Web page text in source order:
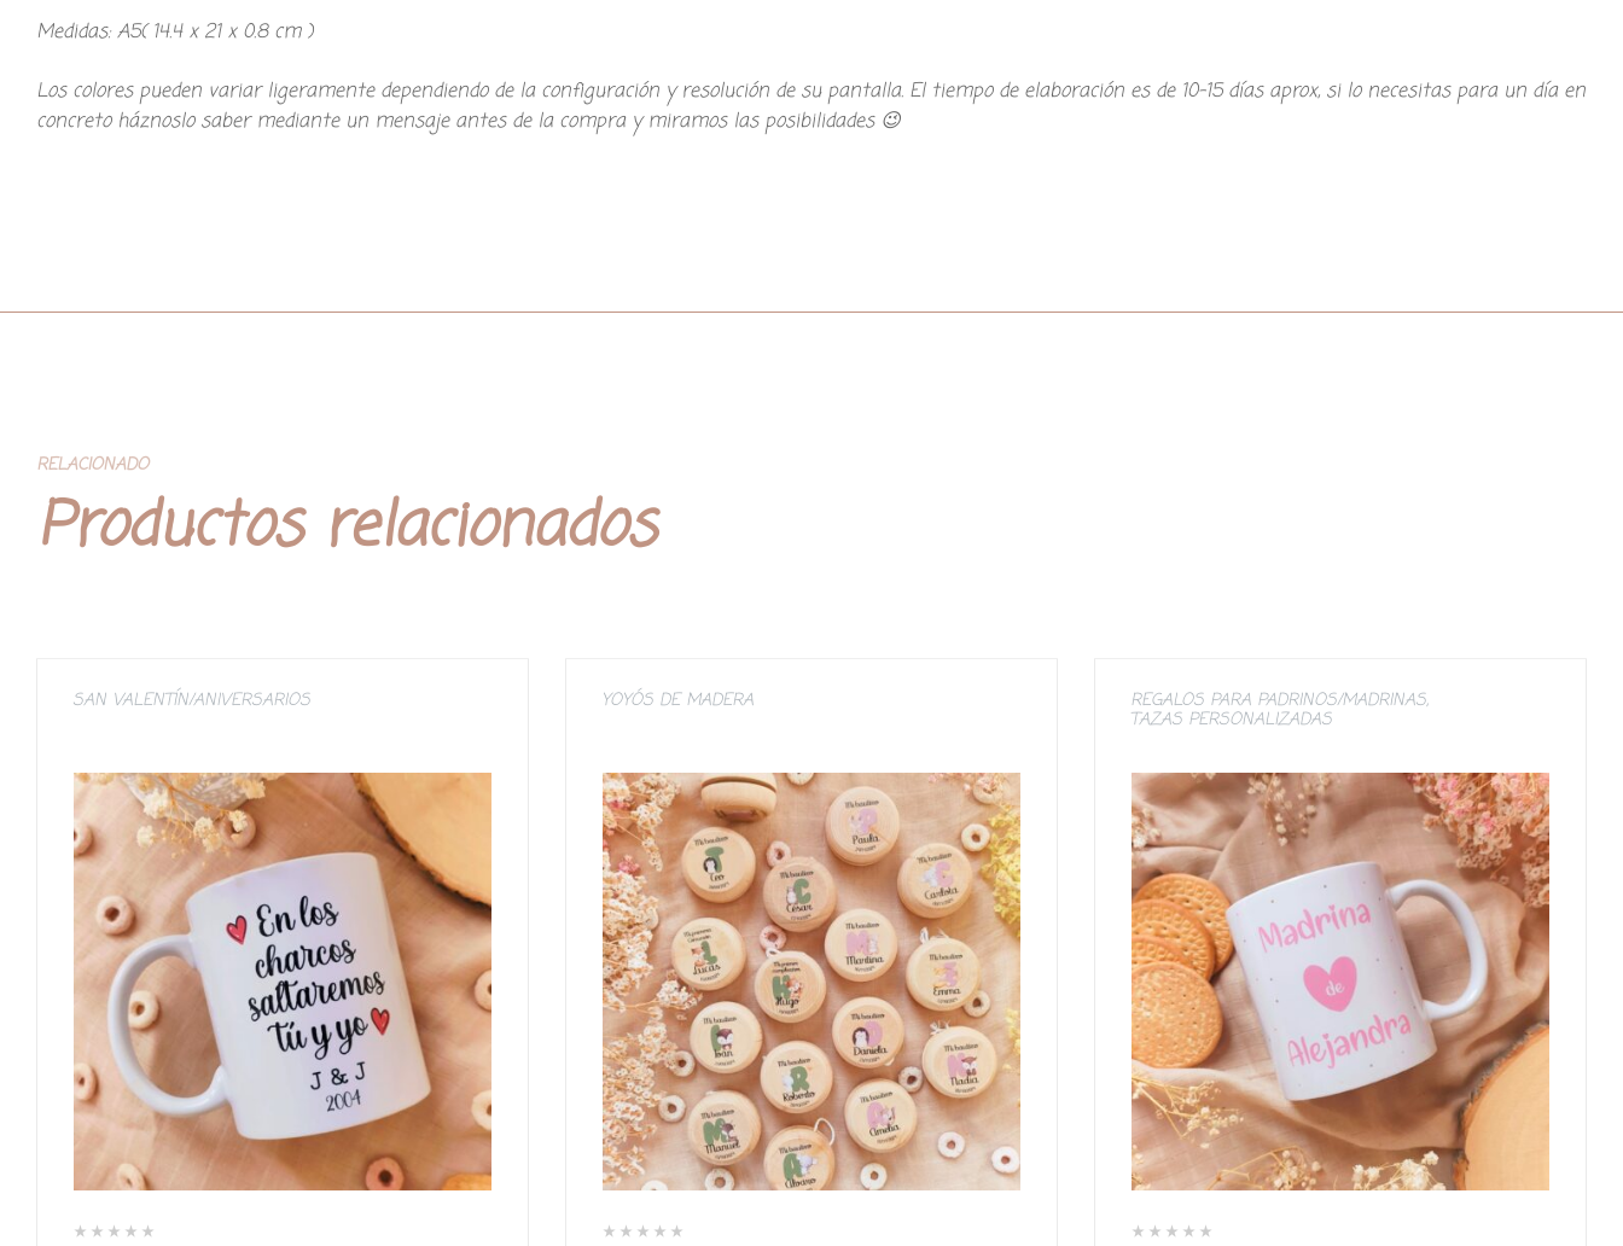
Medidas: A5( 14.4 x 21 x 0.8 cm )
Los colores pueden variar ligeramente dependiendo de la configuración y resolución de su pantalla. El tiempo de elaboración es de 10-15 días aprox, si lo necesitas para un día en
concreto háznoslo saber mediante un mensaje antes de la compra y miramos las posibilidades 😉
RELACIONADO
Productos relacionados
SAN VALENTÍN/ANIVERSARIOS YOYÓS DE MADERA REGALOS PARA PADRINOS/MADRINAS,
TAZAS PERSONALIZADAS